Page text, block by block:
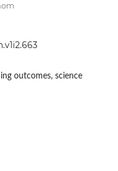
outcomes, science